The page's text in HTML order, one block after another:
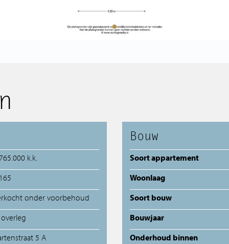
Koop
Aangekocht
Transacties
Spaans aanbod
liggen, zit je hier beschut
A GOOD HOUSE WITH
k.k.
onder voorbehoud
5 A
Bouw
Soort appartement
Woonlaag
Soort bouw
Bouwjaar
Onderhoud binnen